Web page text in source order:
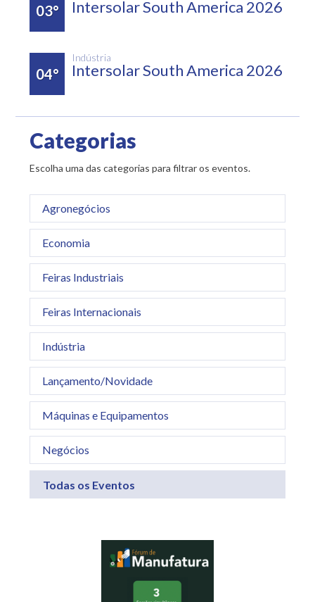
03° Intersolar South America 2026
04°
Indústria
Intersolar South America 2026
Categorias
Escolha uma das categorias para filtrar os eventos.
Agronegócios
Economia
Feiras Industriais
Feiras Internacionais
Indústria
Lançamento/Novidade
Máquinas e Equipamentos
Negócios
Todas os Eventos